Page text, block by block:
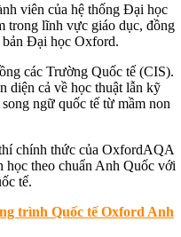
viên của hệ thống Đại học
trong lĩnh vực giáo dục, đồng
bản Đại học Oxford.
các Trường Quốc tế (CIS).
diện cả về học thuật lẫn kỹ
ngữ quốc tế từ mầm non
chính thức của OxfordAQA
theo chuẩn Anh Quốc với
tế.
trình Quốc tế Oxford Anh